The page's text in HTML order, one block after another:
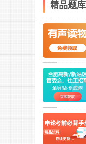
精品题库